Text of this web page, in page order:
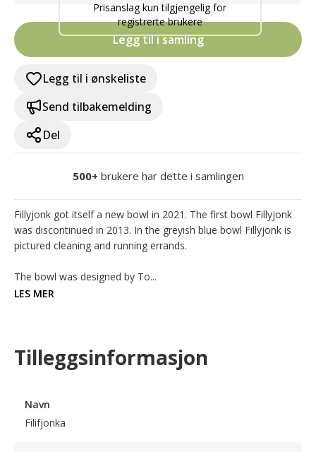
Prisanslag kun tilgjengelig for
registrerte brukere
Legg til i samling
Legg til i ønskeliste
Send tilbakemelding
Del
500+ brukere har dette i samlingen
Fillyjonk got itself a new bowl in 2021. The first bowl Fillyjonk
was discontinued in 2013. In the greyish blue bowl Fillyjonk is
pictured cleaning and running errands.
The bowl was designed by To...
LES MER
Tilleggsinformasjon
Navn
Filifjonka